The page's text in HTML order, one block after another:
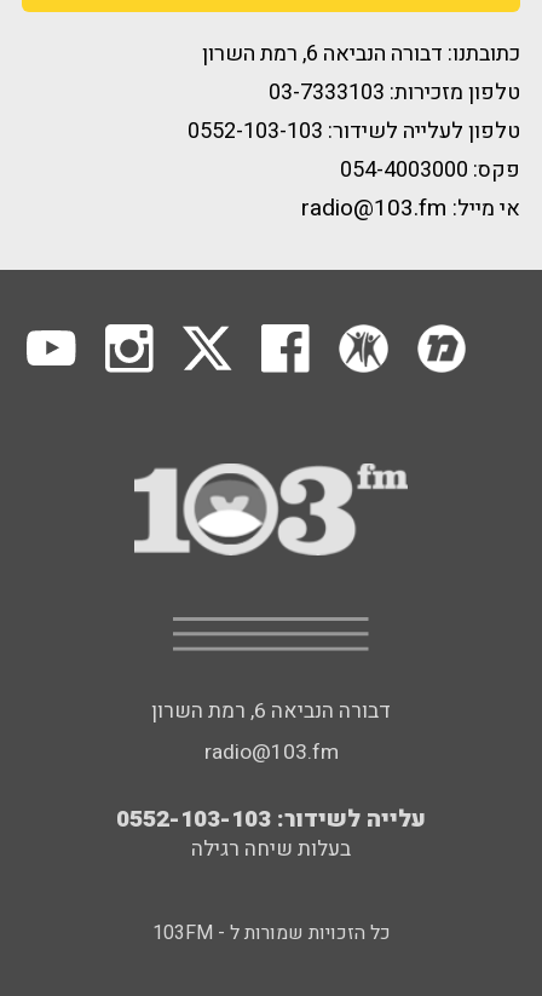
כתובתנו: דבורה הנביאה 6, רמת השרון
טלפון מזכירות: 03-7333103
טלפון לעלייה לשידור: 0552-103-103
פקס: 054-4003000
אי מייל: radio@103.fm
דבורה הנביאה 6, רמת השרון
radio@103.fm
עלייה לשידור: 0552-103-103
בעלות שיחה רגילה
כל הזכויות שמורות ל - 103FM